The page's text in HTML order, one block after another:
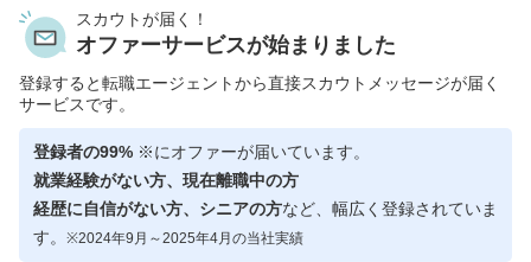
スカウトが届く！
オファーサービスが始まりました
登録すると転職エージェントから直接スカウトメッセージが届く
サービスです。
登録者の99% ※にオファーが届いています。
就業経験がない方、現在離職中の方
経歴に自信がない方、シニアの方など、幅広く登録されていま
す。 ※2024年9月～2025年4月の当社実績